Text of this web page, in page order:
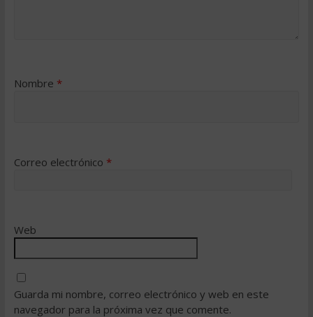
Nombre *
Correo electrónico *
Web
Guarda mi nombre, correo electrónico y web en este
navegador para la próxima vez que comente.